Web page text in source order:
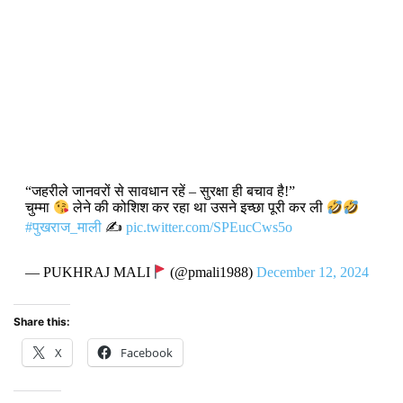
“जहरीले जानवरों से सावधान रहें – सुरक्षा ही बचाव है!”
चुम्मा
लेने की कोशिश कर रहा था उसने इच्छा पूरी कर ली
#पुखराज_माली✍️ pic.twitter.com/SPEucCws5o
— PUKHRAJ MALI (@pmali1988) December 12, 2024
Share this:
X Facebook